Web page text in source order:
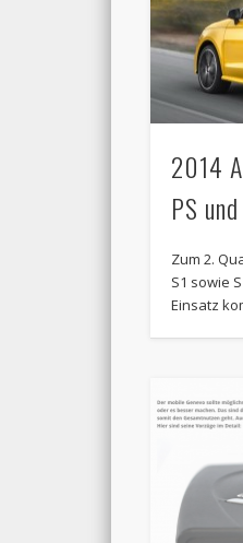
2014
PS
Zum 2.
S1 sowie
Einsatz